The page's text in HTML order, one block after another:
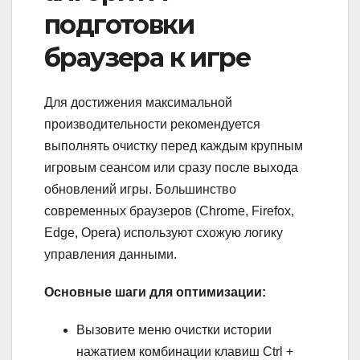
подготовки
браузера к игре
Для достижения максимальной
производительности рекомендуется
выполнять очистку перед каждым крупным
игровым сеансом или сразу после выхода
обновлений игры. Большинство
современных браузеров (Chrome, Firefox,
Edge, Opera) используют схожую логику
управления данными.
Основные шаги для оптимизации:
Вызовите меню очистки истории
нажатием комбинации клавиш Ctrl +